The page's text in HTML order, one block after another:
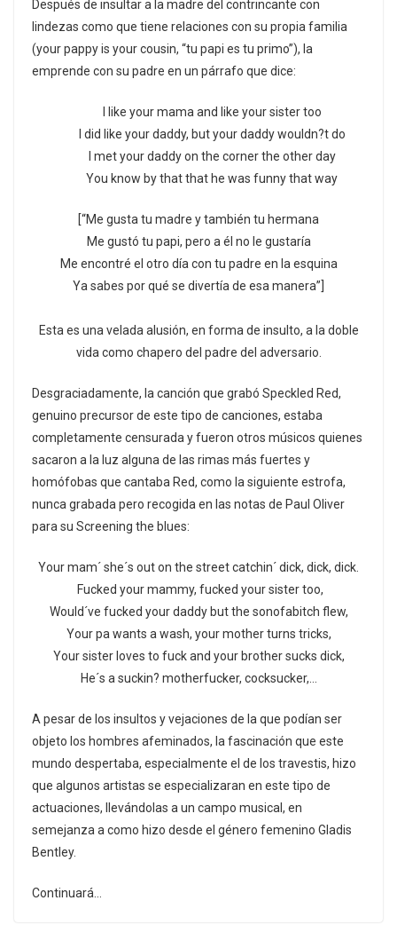
Después de insultar a la madre del contrincante con
lindezas como que tiene relaciones con su propia familia
(your pappy is your cousin, “tu papi es tu primo”), la
emprende con su padre en un párrafo que dice:
I like your mama and like your sister too
I did like your daddy, but your daddy wouldn?t do
I met your daddy on the corner the other day
You know by that that he was funny that way
[“Me gusta tu madre y también tu hermana
Me gustó tu papi, pero a él no le gustaría
Me encontré el otro día con tu padre en la esquina
Ya sabes por qué se divertía de esa manera”]
Esta es una velada alusión, en forma de insulto, a la doble
vida como chapero del padre del adversario.
Desgraciadamente, la canción que grabó Speckled Red,
genuino precursor de este tipo de canciones, estaba
completamente censurada y fueron otros músicos quienes
sacaron a la luz alguna de las rimas más fuertes y
homófobas que cantaba Red, como la siguiente estrofa,
nunca grabada pero recogida en las notas de Paul Oliver
para su Screening the blues:
Your mam´ she´s out on the street catchin´ dick, dick, dick.
Fucked your mammy, fucked your sister too,
Would´ve fucked your daddy but the sonofabitch flew,
Your pa wants a wash, your mother turns tricks,
Your sister loves to fuck and your brother sucks dick,
He´s a suckin? motherfucker, cocksucker,…
A pesar de los insultos y vejaciones de la que podían ser
objeto los hombres afeminados, la fascinación que este
mundo despertaba, especialmente el de los travestis, hizo
que algunos artistas se especializaran en este tipo de
actuaciones, llevándolas a un campo musical, en
semejanza a como hizo desde el género femenino Gladis
Bentley.
Continuará…